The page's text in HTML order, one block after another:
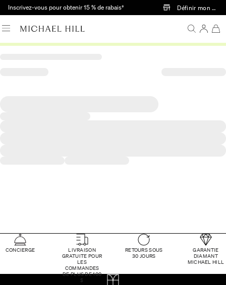
Passer au contenu principal
Inscrivez-vous pour obtenir 15 % de rabais† Définir mon
CONCIERGE
LIVRAISON
GRATUITE POUR
LES
COMMANDES
DE PLUS DE 100
$
RETOURS SOUS
30 JOURS
GARANTIE
DIAMANT
MICHAEL HILL